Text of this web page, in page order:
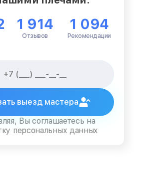
1 914
Отзывов
1 094
Рекомендации
выезд мастера
Вы соглашаетесь на
персональных данных